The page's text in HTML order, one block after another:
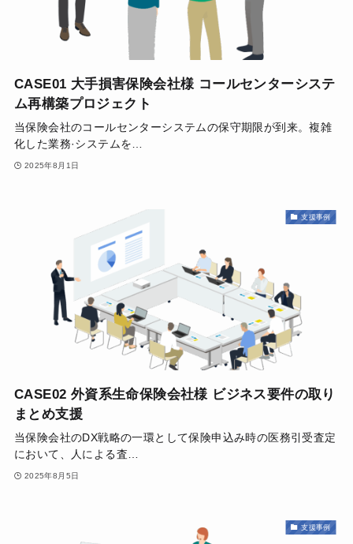
CASE01 大手損害保険会社様 コールセンターシステ
ム再構築プロジェクト
当保険会社のコールセンターシステムの保守期限が到来。複雑
化した業務·システムを…
2025年8月1日
支援事例
CASE02 外資系生命保険会社様 ビジネス要件の取り
まとめ支援
当保険会社のDX戦略の一環として保険申込み時の医務引受査定
において、人による査…
2025年8月5日
支援事例